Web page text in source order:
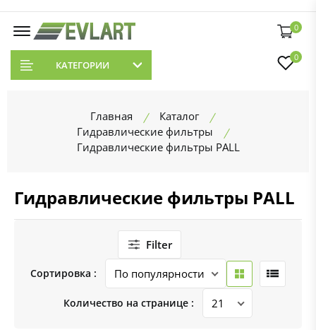
0
КАТЕГОРИИ
0
Главная
Каталог
Гидравлические фильтры
Гидравлические фильтры PALL
Гидравлические фильтры PALL
Filter
Сортировка :
Количество на странице :